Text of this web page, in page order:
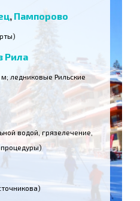
, Пампорово
Рила
ледниковые Рильские
водой, грязелечение,